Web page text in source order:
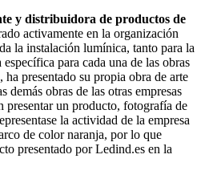
y distribuidora de productos de
activamente en la organización
la instalación lumínica, tanto para la
para cada una de las obras
ha presentado su propia obra de arte
demás obras de las otras empresas
presentar un producto, fotografía de
la actividad de la empresa
de color naranja, por lo que
presentado por Ledind.es en la